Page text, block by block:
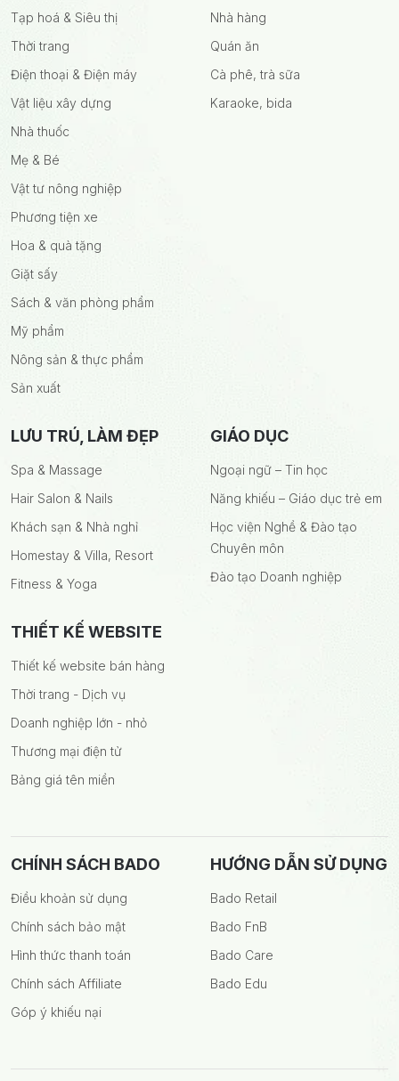
Tạp hoá & Siêu thị
Thời trang
Điện thoại & Điện máy
Vật liệu xây dựng
Nhà thuốc
Mẹ & Bé
Vật tư nông nghiệp
Phương tiện xe
Hoa & quà tặng
Giặt sấy
Sách & văn phòng phẩm
Mỹ phẩm
Nông sản & thực phẩm
Sản xuất
Nhà hàng
Quán ăn
Cà phê, trà sữa
Karaoke, bida
LƯU TRÚ, LÀM ĐẸP
Spa & Massage
Hair Salon & Nails
Khách sạn & Nhà nghỉ
Homestay & Villa, Resort
Fitness & Yoga
GIÁO DỤC
Ngoại ngữ – Tin học
Năng khiếu – Giáo dục trẻ em
Học viện Nghề & Đào tạo
Chuyên môn
Đào tạo Doanh nghiệp
THIẾT KẾ WEBSITE
Thiết kế website bán hàng
Thời trang - Dịch vụ
Doanh nghiệp lớn - nhỏ
Thương mại điện tử
Bảng giá tên miền
CHÍNH SÁCH BADO
Điều khoản sử dụng
Chính sách bảo mật
Hình thức thanh toán
Chính sách Affiliate
Góp ý khiếu nại
HƯỚNG DẪN SỬ DỤNG
Bado Retail
Bado FnB
Bado Care
Bado Edu